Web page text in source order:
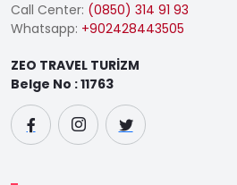
Call Center: (0850) 314 91 93
Whatsapp: +902428443505
ZEO TRAVEL TURİZM
Belge No : 11763